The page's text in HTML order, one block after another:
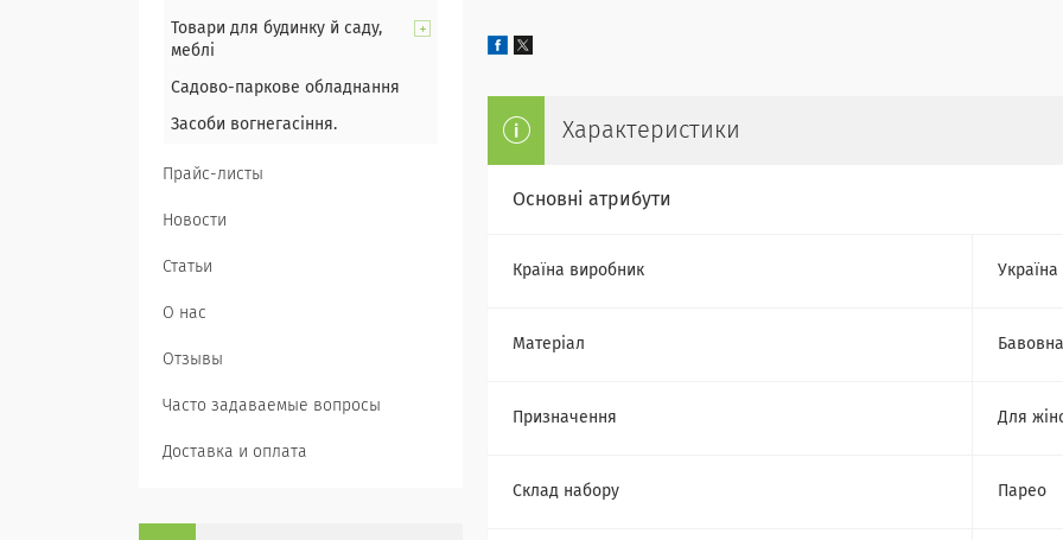
Характеристики
Основні атрибути
Країна виробник Україна
Матеріал Бавовна
Призначення Для
Склад набору Парео
Товари для будинку й саду,
меблі
Садово-паркове обладнання
Засоби вогнегасіння.
Прайс-листы
Новости
Статьи
О нас
Отзывы
Часто задаваемые вопросы
Доставка и оплата